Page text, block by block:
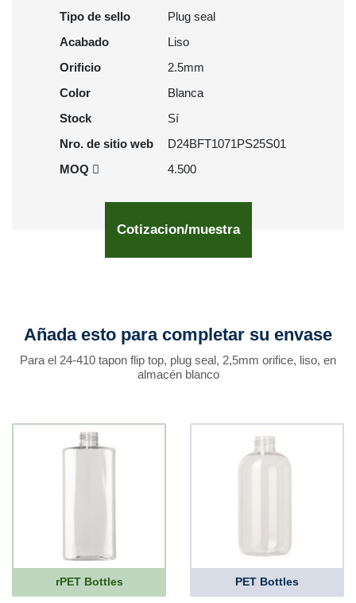
Tipo de sello
Plug seal
Acabado
Liso
Orificio
2.5mm
Color
Blanca
Stock
Sí
Nro. de sitio web
D24BFT1071PS25S01
MOQ
4.500
Cotizacion/muestra
Añada esto para completar su envase
Para el 24-410 tapon flip top, plug seal, 2,5mm orifice, liso, en
almacén blanco
rPET Bottles PET Bottles